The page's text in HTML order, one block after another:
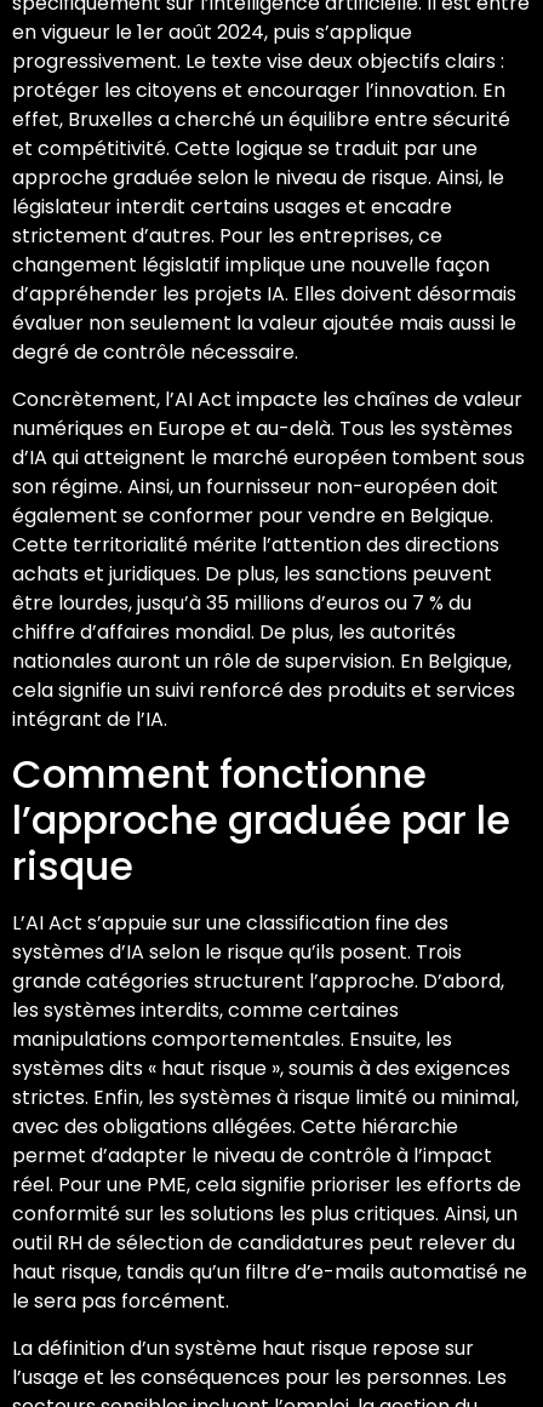
en vigueur le 1er août 2024, puis s’applique
progressivement. Le texte vise deux objectifs clairs :
protéger les citoyens et encourager l’innovation. En
effet, Bruxelles a cherché un équilibre entre sécurité
et compétitivité. Cette logique se traduit par une
approche graduée selon le niveau de risque. Ainsi, le
législateur interdit certains usages et encadre
strictement d’autres. Pour les entreprises, ce
changement législatif implique une nouvelle façon
d’appréhender les projets IA. Elles doivent désormais
évaluer non seulement la valeur ajoutée mais aussi le
degré de contrôle nécessaire.
Concrètement, l’AI Act impacte les chaînes de valeur
numériques en Europe et au-delà. Tous les systèmes
d’IA qui atteignent le marché européen tombent sous
son régime. Ainsi, un fournisseur non-européen doit
également se conformer pour vendre en Belgique.
Cette territorialité mérite l’attention des directions
achats et juridiques. De plus, les sanctions peuvent
être lourdes, jusqu’à 35 millions d’euros ou 7 % du
chiffre d’affaires mondial. De plus, les autorités
nationales auront un rôle de supervision. En Belgique,
cela signifie un suivi renforcé des produits et services
intégrant de l’IA.
Comment fonctionne
l’approche graduée par le
risque
L’AI Act s’appuie sur une classification fine des
systèmes d’IA selon le risque qu’ils posent. Trois
grande catégories structurent l’approche. D’abord,
les systèmes interdits, comme certaines
manipulations comportementales. Ensuite, les
systèmes dits « haut risque », soumis à des exigences
strictes. Enfin, les systèmes à risque limité ou minimal,
avec des obligations allégées. Cette hiérarchie
permet d’adapter le niveau de contrôle à l’impact
réel. Pour une PME, cela signifie prioriser les efforts de
conformité sur les solutions les plus critiques. Ainsi, un
outil RH de sélection de candidatures peut relever du
haut risque, tandis qu’un filtre d’e-mails automatisé ne
le sera pas forcément.
La définition d’un système haut risque repose sur
l’usage et les conséquences pour les personnes. Les